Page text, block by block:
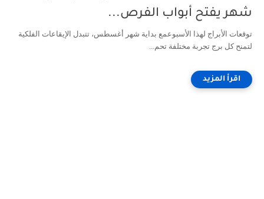
شهر يفتح أبواب الفرص...
توقعات الأبراج لهذا الأسبوعمع بداية شهر أغسطس، تتبدل الإيقاعات الفلكية
لتمنح كل برج تجربة مختلفة تحم...